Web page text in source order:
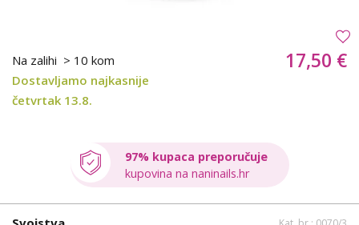
Na zalihi > 10 kom
Dostavljamo najkasnije
četvrtak 13.8.
17,50 €
97% kupaca preporučuje
kupovina na naninails.hr